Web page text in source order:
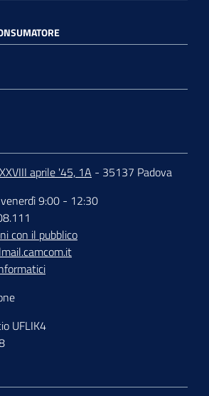
aprile '45, 1A - 35137 Padova
9:00 - 12:30
con il pubblico
UFLIK4